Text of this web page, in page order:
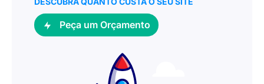
Peça um Orçamento